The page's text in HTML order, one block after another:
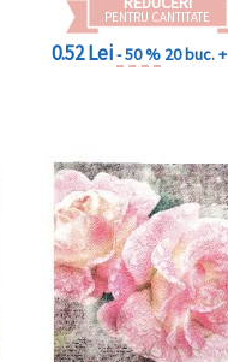
PENTRU CANTITATE
0.52 Lei- 50 % 20 buc. +